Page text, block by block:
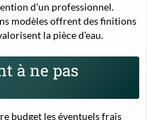
d'un professionnel.
modèles offrent des finitions
la pièce d'eau.
à ne pas
budget les éventuels frais